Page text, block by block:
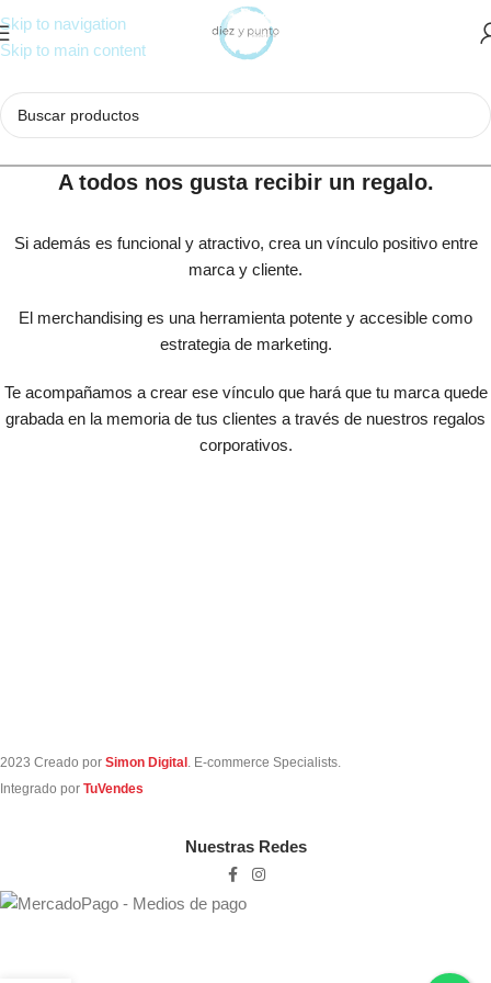
Skip to navigation
Skip to main content
A todos nos gusta recibir un regalo.
Si además es funcional y atractivo, crea un vínculo positivo entre
marca y cliente.
El merchandising es una herramienta potente y accesible como
estrategia de marketing.
Te acompañamos a crear ese vínculo que hará que tu marca quede
grabada en la memoria de tus clientes a través de nuestros regalos
corporativos.
2023 Creado por Simon Digital . E-commerce Specialists.
Integrado por TuVendes
Nuestras Redes